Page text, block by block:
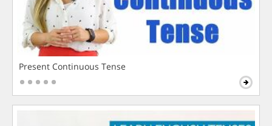
Present Continuous Tense